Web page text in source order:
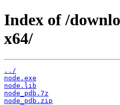
Index of /
x64/
../
node.exe
node.lib
node_pdb.7z
node_pdb.zip